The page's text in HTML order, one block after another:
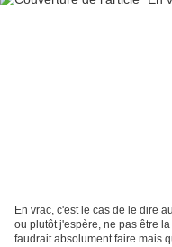
En vrac, c'est le cas de le dire
ou plutôt j'espère, ne pas être
faudrait absolument faire mais